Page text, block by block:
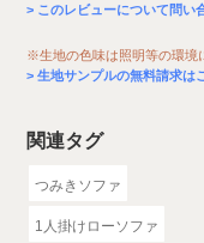
このレビューについて問い
※生地の色味は照明等の環境
生地サンプルの無料請求は
関連タグ
つみきソファ
1人掛けローソファ